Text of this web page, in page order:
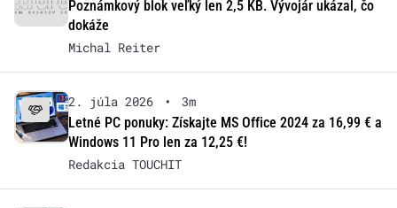
Poznámkový blok veľký len 2,5 KB. Vývojár ukázal, čo
dokáže
Michal Reiter
2. júla 2026 •
3m
Letné PC ponuky: Získajte MS Office 2024 za 16,99 € a
Windows 11 Pro len za 12,25 €!
Redakcia TOUCHIT